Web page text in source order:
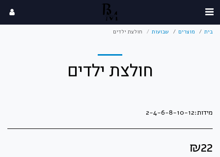
בית מוצרים שבועות חולצת ילדים
חולצת ילדים
מידות:2-4-6-8-10-12
₪22